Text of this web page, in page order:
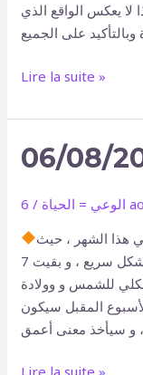
لا يعكس الواقع الذي
Lire la suite »
06/08/
الوعي = الحياة /
6
هذا الشهر ، حيث
انقضى الأسبوع الأول من موسم الكسوف بشكل سريع ، و بقيت 7
للشمس و وولادة
المقبل سيكون
06/08/2026
Lire la suite »